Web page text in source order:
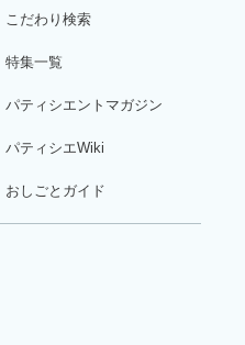
こだわり検索
特集一覧
パティシエントマガジン
パティシエWiki
おしごとガイド